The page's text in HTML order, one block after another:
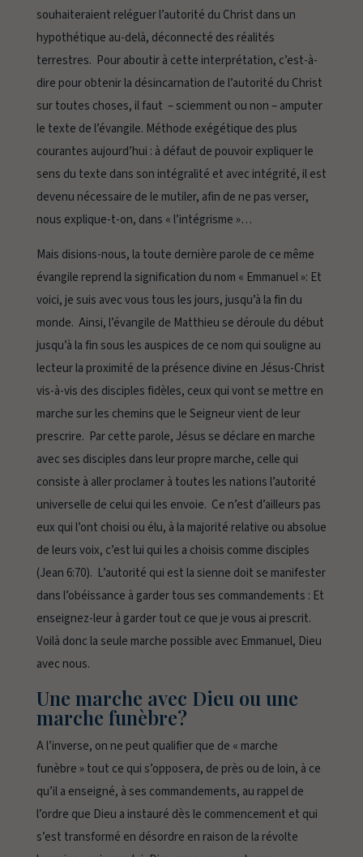
souhaiteraient reléguer l’autorité du Christ dans un
hypothétique au-delà, déconnecté des réalités
terrestres. Pour aboutir à cette interprétation, c’est-à-
dire pour obtenir la désincarnation de l’autorité du Christ
sur toutes choses, il faut – sciemment ou non – amputer
le texte de l’évangile. Méthode exégétique des plus
courantes aujourd’hui : à défaut de pouvoir expliquer le
sens du texte dans son intégralité et avec intégrité, il est
devenu nécessaire de le mutiler, afin de ne pas verser,
nous explique-t-on, dans « l’intégrisme »…
Mais disions-nous, la toute dernière parole de ce même
évangile reprend la signification du nom « Emmanuel »: Et
voici, je suis avec vous tous les jours, jusqu’à la fin du
monde. Ainsi, l’évangile de Matthieu se déroule du début
jusqu’à la fin sous les auspices de ce nom qui souligne au
lecteur la proximité de la présence divine en Jésus-Christ
vis-à-vis des disciples fidèles, ceux qui vont se mettre en
marche sur les chemins que le Seigneur vient de leur
prescrire. Par cette parole, Jésus se déclare en marche
avec ses disciples dans leur propre marche, celle qui
consiste à aller proclamer à toutes les nations l’autorité
universelle de celui qui les envoie. Ce n’est d’ailleurs pas
eux qui l’ont choisi ou élu, à la majorité relative ou absolue
de leurs voix, c’est lui qui les a choisis comme disciples
(Jean 6:70). L’autorité qui est la sienne doit se manifester
dans l’obéissance à garder tous ses commandements : Et
enseignez-leur à garder tout ce que je vous ai prescrit.
Voilà donc la seule marche possible avec Emmanuel, Dieu
avec nous.
Une marche avec Dieu ou une
marche funèbre?
A l’inverse, on ne peut qualifier que de « marche
funèbre » tout ce qui s’opposera, de près ou de loin, à ce
qu’il a enseigné, à ses commandements, au rappel de
l’ordre que Dieu a instauré dès le commencement et qui
s’est transformé en désordre en raison de la révolte